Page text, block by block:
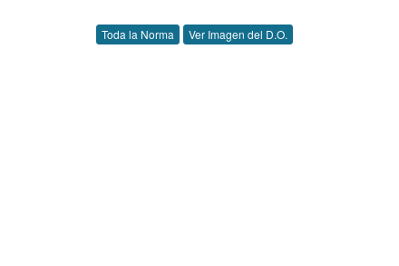
Toda la Norma Ver Imagen del D.O.